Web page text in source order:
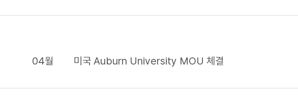
04월 미국 Auburn University MOU 체결